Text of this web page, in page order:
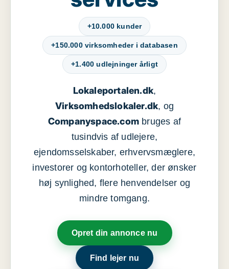
+10.000 kunder
+150.000 virksomheder i databasen
+1.400 udlejninger årligt
Lokaleportalen.dk,
Virksomhedslokaler.dk, og
Companyspace.com bruges af
tusindvis af udlejere,
ejendomsselskaber, erhvervsmæglere,
investorer og kontorhoteller, der ønsker
høj synlighed, flere henvendelser og
mindre tomgang.
Opret din annonce nu
Find lejer nu